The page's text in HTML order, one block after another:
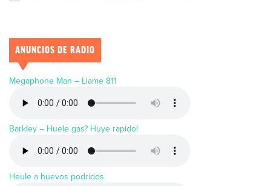
ANUNCIOS DE RADIO
Megaphone Man – Llame 811
Barkley – Huele gas? Huye rapido!
Heule a huevos podridos